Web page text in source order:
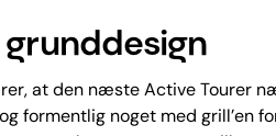
at den næste Active Tourer
formentlig noget med grill’en